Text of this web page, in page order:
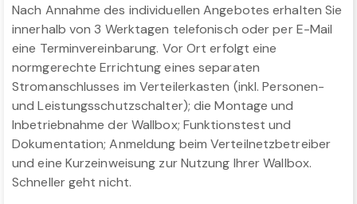
Nach Annahme des individuellen Angebotes erhalten Sie
innerhalb von 3 Werktagen telefonisch oder per E-Mail
eine Terminvereinbarung. Vor Ort erfolgt eine
normgerechte Errichtung eines separaten
Stromanschlusses im Verteilerkasten (inkl. Personen-
und Leistungsschutzschalter); die Montage und
Inbetriebnahme der Wallbox; Funktionstest und
Dokumentation; Anmeldung beim Verteilnetzbetreiber
und eine Kurzeinweisung zur Nutzung Ihrer Wallbox.
Schneller geht nicht.